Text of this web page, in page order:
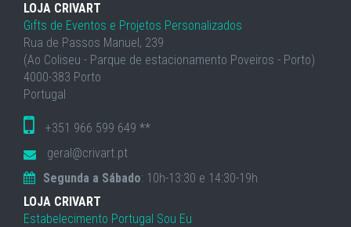
LOJA CRIVART
Gifts de Eventos e Projetos Personalizados
Rua de Passos Manuel, 239
(Ao Coliseu - Parque de estacionamento Poveiros - Porto)
4000-383 Porto
Portugal
+351 966 599 649 **
geral@crivart.pt
Segunda a Sábado: 10h-13:30 e 14:30-19h
LOJA CRIVART
Estabelecimento Portugal Sou Eu